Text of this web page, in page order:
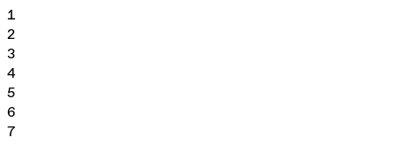
1
2
3
4
5
6
7